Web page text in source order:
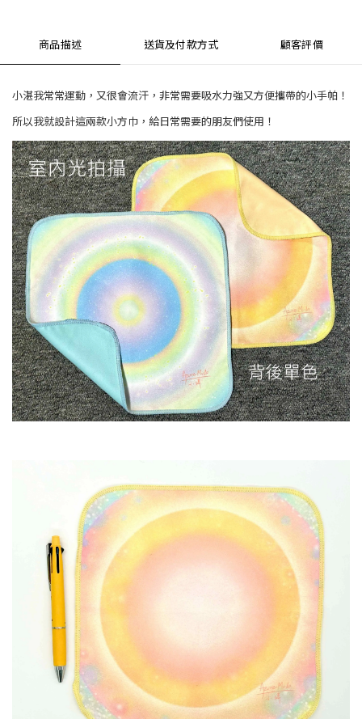
商品描述 送貨及付款方式 顧客評價
小湛我常常運動，又很會流汗，非常需要吸水力強又方便攜帶的小手帕！
所以我就設計這兩款小方巾，給日常需要的朋友們使用！